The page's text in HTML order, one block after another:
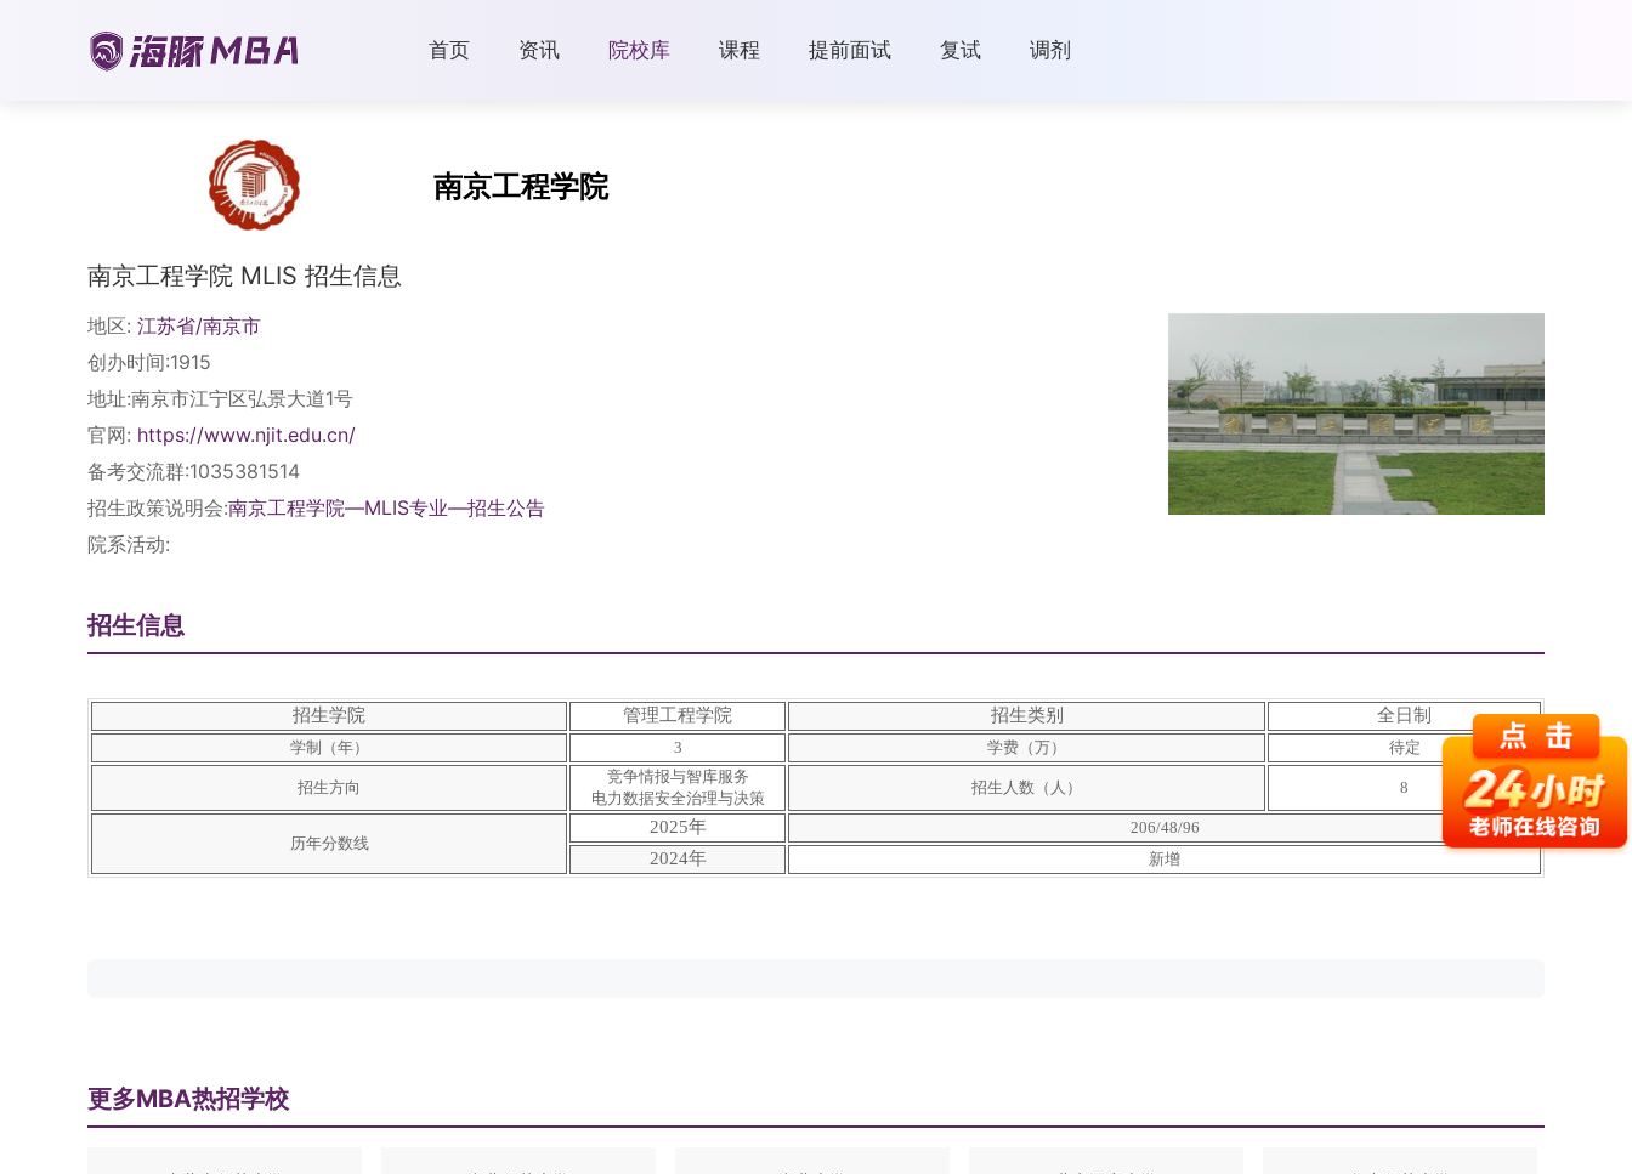
首页 资讯 院校库 课程 提前面试 复试 调剂
南京工程学院
南京工程学院 MLIS 招生信息
地区: 江苏省/南京市
创办时间:1915
地址:南京市江宁区弘景大道1号
官网: https://www.njit.edu.cn/
备考交流群:1035381514
招生政策说明会:南京工程学院—MLIS专业—招生公告
院系活动:
招生信息
招生学院 管理工程学院 招生类别 全日制
学制（年） 3 学费（万） 待定
招生方向
竞争情报与智库服务
电力数据安全治理与决策
招生人数（人） 8
历年分数线
2025年 206/48/96
2024年 新增
更多MBA热招学校